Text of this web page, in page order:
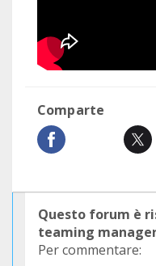
Comparte
Questo forum è
teaming
Per commentare: